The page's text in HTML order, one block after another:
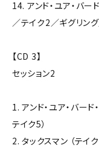
14. アンド・ユア・バー
／テイク2／ギグリング
【CD 3】
セッション2
1. アンド・ユア・バード
テイク5）
2. タックスマン （テイク